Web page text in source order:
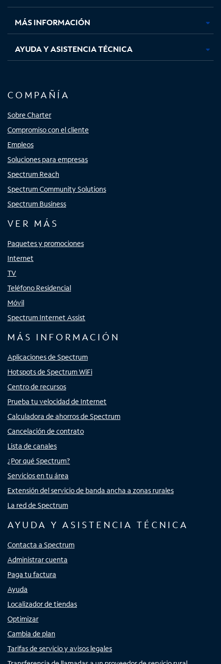
nuevanuevanuevanueva
MÁS INFORMACIÓN
AYUDA Y ASISTENCIA TÉCNICA
COMPAÑÍA
Sobre Charter
Compromiso con el cliente
Empleos
Soluciones para empresas
Spectrum Reach
Spectrum Community Solutions
Spectrum Business
VER MÁS
Paquetes y promociones
Internet
TV
Teléfono Residencial
Móvil
Spectrum Internet Assist
MÁS INFORMACIÓN
Aplicaciones de Spectrum
Hotspots de Spectrum WiFi
Centro de recursos
Prueba tu velocidad de Internet
Calculadora de ahorros de Spectrum
Cancelación de contrato
Lista de canales
¿Por qué Spectrum?
Servicios en tu área
Extensión del servicio de banda ancha a zonas rurales
La red de Spectrum
AYUDA Y ASISTENCIA TÉCNICA
Contacta a Spectrum
Administrar cuenta
Paga tu factura
Ayuda
Localizador de tiendas
Optimizar
Cambia de plan
Tarifas de servicio y avisos legales